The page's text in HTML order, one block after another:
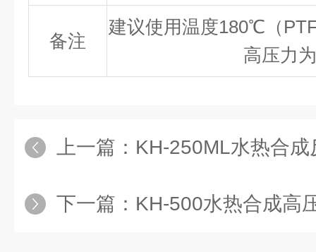
备注
建议使用温度180℃（
高压力
上一篇： KH-250ML水热合成
下一篇： KH-500水热合成高